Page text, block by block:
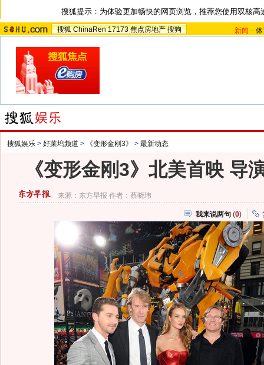
搜狐提示：为体验更加畅快的网页浏览，推荐您使用双核高
搜狐 ChinaRen 17173 焦点房地产 搜狗 新闻 -
搜狐娱乐 > 好莱坞频道 > 《变形金刚3》 > 最新动态
《变形金刚3》北美首映 导
来源： 东方早报 作者：蔡晓玮
我来说两句 (0)